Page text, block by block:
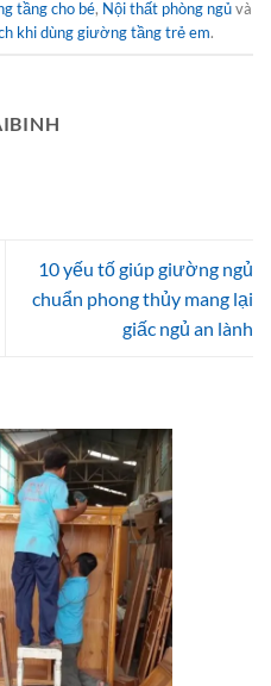
tầng cho bé, Nội thất phòng ngủvà
khi dùng giường tầng trẻ em.
10 yếu tố giúp giường ngủ
chuẩn phong thủy mang lại
giấc ngủ an lành